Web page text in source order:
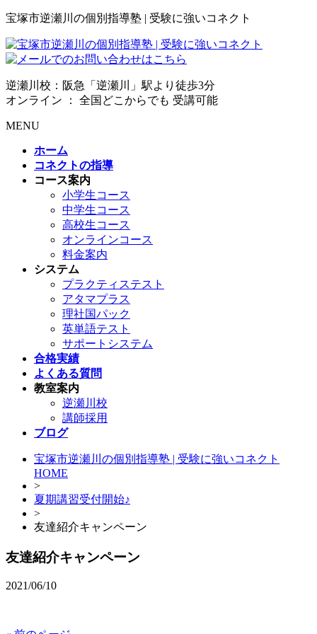
宝塚市逆瀬川の個別指導塾 | 受験に強いコネクト
逆瀬川校：阪急「逆瀬川」駅より徒歩3分
オンライン ： 全国どこからでも 受講可能
MENU
ホーム
コネクトの指導
コース案内
小学生コース
中学生コース
高校生コース
オンラインコース
料金案内
システム
プラクティステスト
アタマプラス
理社国パック
英単語テスト
サポートシステム
合格実績
よくある質問
教室案内
逆瀬川校
講師採用
ブログ
宝塚市逆瀬川の個別指導塾 | 受験に強いコネクト
HOME
>
夏期講習受付開始♪
>
友達紹介キャンペーン
友達紹介キャンペーン
2021/06/10